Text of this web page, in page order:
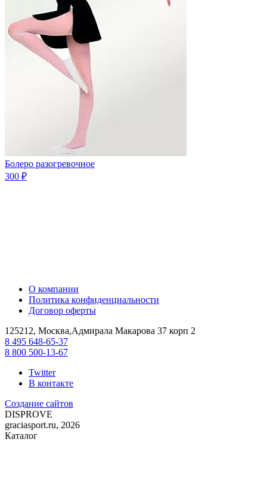
Болеро разогревочное
300 ₽
О компании
Политика конфиденциальности
Договор оферты
125212, Москва,Адмирала Макарова 37 корп 2
8 495 648-65-37
8 800 500-13-67
Twitter
В контакте
Создание сайтов
DISPROVE
graciasport.ru, 2026
Каталог